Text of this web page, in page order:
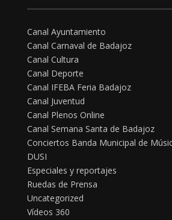
Canal Ayuntamiento
Canal Carnaval de Badajoz
Canal Cultura
Canal Deporte
Canal IFEBA Feria Badajoz
Canal Juventud
Canal Plenos Online
Canal Semana Santa de Badajoz
Conciertos Banda Municipal de
DUSI
Especiales y reportajes
Ruedas de Prensa
Uncategorized
Vídeos 360